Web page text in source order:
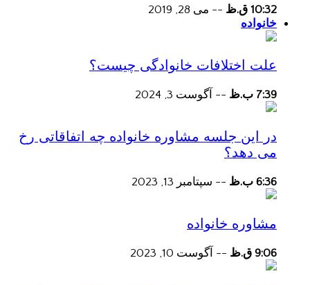
10:32 ق.ظ -- می 28, 2019
خانواده
علت اختلافات خانوادگی چیست؟
7:39 ب.ظ -- آگوست 3, 2024
در این جلسه مشاوره خانواده چه اتفاقاتی رخ
می دهد؟
6:36 ب.ظ -- سپتامبر 13, 2023
مشاوره خانواده
9:06 ق.ظ -- آگوست 10, 2023